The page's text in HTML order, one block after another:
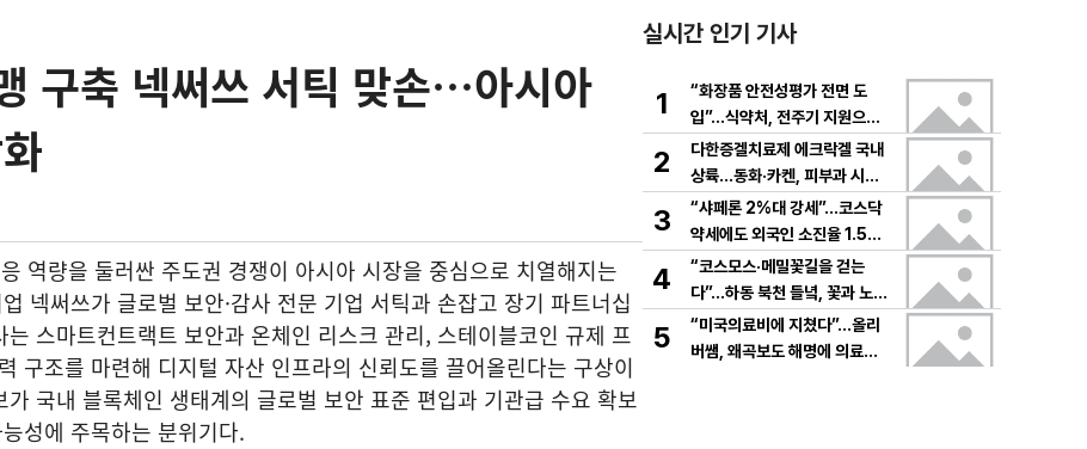
구축 넥써쓰 서틱 맞손…아시아
역량을 둘러싼 주도권 경쟁이 아시아 시장을 중심으로 치열해지는
넥써쓰가 글로벌 보안·감사 전문 기업 서틱과 손잡고 장기 파트너십
스마트컨트랙트 보안과 온체인 리스크 관리, 스테이블코인 규제 프
구조를 마련해 디지털 자산 인프라의 신뢰도를 끌어올린다는 구상이
국내 블록체인 생태계의 글로벌 보안 표준 편입과 기관급 수요 확보
성에 주목하는 분위기다.
실시간 인기 기사
1
“화장품 안전성평가 전면 도
입”…식약처, 전주기 지원으로
K뷰티 고도화
2
다한증겔치료제 에크락겔 국내
상륙…동화·카켄, 피부과 시장
공략
3
“샤페론 2%대 강세”…코스닥
약세에도 외국인 소진율 1.5
9% 기록
4
“코스모스·메밀꽃길을 걷는
다”…하동 북천 들녘, 꽃과 노래
로 물드는 가을의 하루
5
“미국의료비에 지쳤다”…올리
버쌤, 왜곡보도 해명에 의료시